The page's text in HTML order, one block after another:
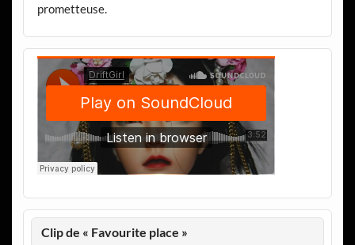
prometteuse.
Clip de « Favourite place »